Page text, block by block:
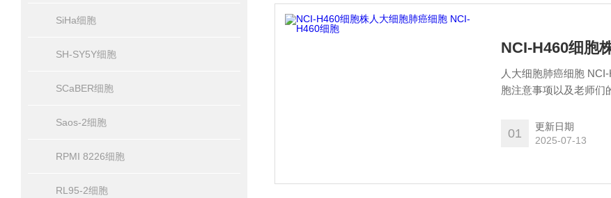
SiHa细胞
SH-SY5Y细胞
SCaBER细胞
Saos-2细胞
RPMI 8226细胞
RL95-2细胞
NCI-H460细胞
人大细胞肺癌细胞
胞注意事项以及老师们
明和注意事项。
01
更新日期
2025-07-13